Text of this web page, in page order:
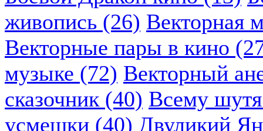
живопись (26) Векторная
Векторные пары в кино
музыке (72) Векторный
сказочник (40) Всему
усмешки (40) Двуликий